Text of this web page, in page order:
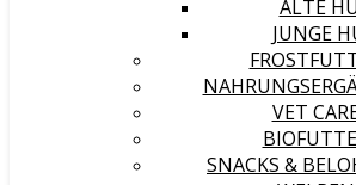
ALTE
JUNGE
VET
SNACKS &